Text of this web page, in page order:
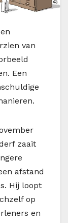
van
Een
zaait
afstand
Hij loopt
op
en